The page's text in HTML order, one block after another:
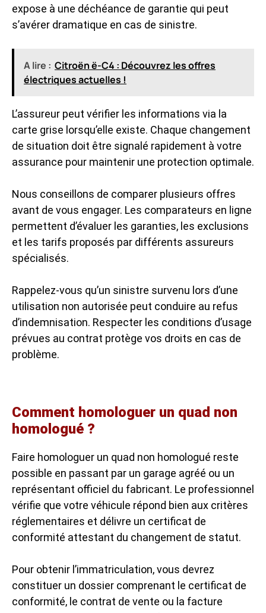
expose à une déchéance de garantie qui peut
s’avérer dramatique en cas de sinistre.
A lire : Citroën ë-C4 : Découvrez les offres
électriques actuelles !
L’assureur peut vérifier les informations via la
carte grise lorsqu’elle existe. Chaque changement
de situation doit être signalé rapidement à votre
assurance pour maintenir une protection optimale.
Nous conseillons de comparer plusieurs offres
avant de vous engager. Les comparateurs en ligne
permettent d’évaluer les garanties, les exclusions
et les tarifs proposés par différents assureurs
spécialisés.
Rappelez-vous qu’un sinistre survenu lors d’une
utilisation non autorisée peut conduire au refus
d’indemnisation. Respecter les conditions d’usage
prévues au contrat protège vos droits en cas de
problème.
Comment homologuer un quad non
homologué ?
Faire homologuer un quad non homologué reste
possible en passant par un garage agréé ou un
représentant officiel du fabricant. Le professionnel
vérifie que votre véhicule répond bien aux critères
réglementaires et délivre un certificat de
conformité attestant du changement de statut.
Pour obtenir l’immatriculation, vous devrez
constituer un dossier comprenant le certificat de
conformité, le contrat de vente ou la facture